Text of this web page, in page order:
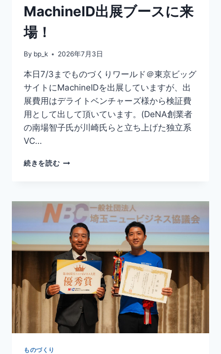
MachineID出展ブースに来
場！
By bp_k 2026年7月3日
本日7/3までものづくりワールド＠東京ビッグ
サイトにMachineIDを出展していますが、出
展費用はデライトベンチャーズ様から検証費
用として出して頂いています。(DeNA創業者
の南場智子氏が川崎氏らと立ち上げた独立系
VC…
続きを読む
ものづくり